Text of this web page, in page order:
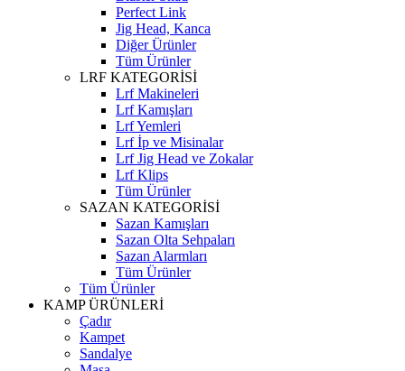
Perfect Link
Jig Head, Kanca
Diğer Ürünler
Tüm Ürünler
LRF KATEGORİSİ
Lrf Makineleri
Lrf Kamışları
Lrf Yemleri
Lrf İp ve Misinalar
Lrf Jig Head ve Zokalar
Lrf Klips
Tüm Ürünler
SAZAN KATEGORİSİ
Sazan Kamışları
Sazan Olta Sehpaları
Sazan Alarmları
Tüm Ürünler
Tüm Ürünler
KAMP ÜRÜNLERİ
Çadır
Kampet
Sandalye